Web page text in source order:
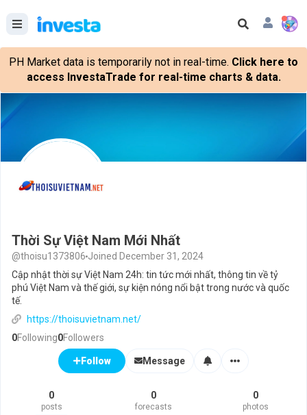
PH Market data is temporarily not in real-time. Click here to
access InvestaTrade for real-time charts & data.
Thời Sự Việt Nam Mới Nhất
@thoisu1373806 Joined December 31, 2024
Cập nhật thời sự Việt Nam 24h: tin tức mới nhất, thông tin về tỷ
phú Việt Nam và thế giới, sự kiện nóng nổi bật trong nước và quốc
tế.
https://thoisuvietnam.net/
0Following0Followers
Follow Message
0
posts
0
forecasts
0
photos